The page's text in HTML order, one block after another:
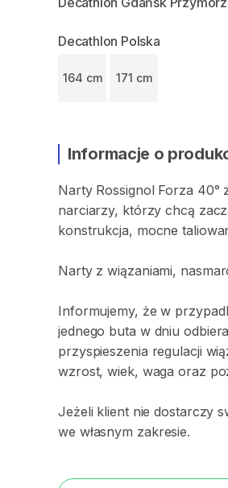
Decathlon Polska
164 cm 171 cm
Informacje o
Narty Rossignol Forza 40°
narciarzy​,​ którzy chcą
konstrukcja​,​ mocne
Narty z wiązaniami​​​​​​,​
Informujemy​,​ że w
jednego buta w dniu
przyspieszenia regulacji
wzrost​,​ wiek​,​ waga oraz
Jeżeli klient nie dostarczy
we własnym zakresie.